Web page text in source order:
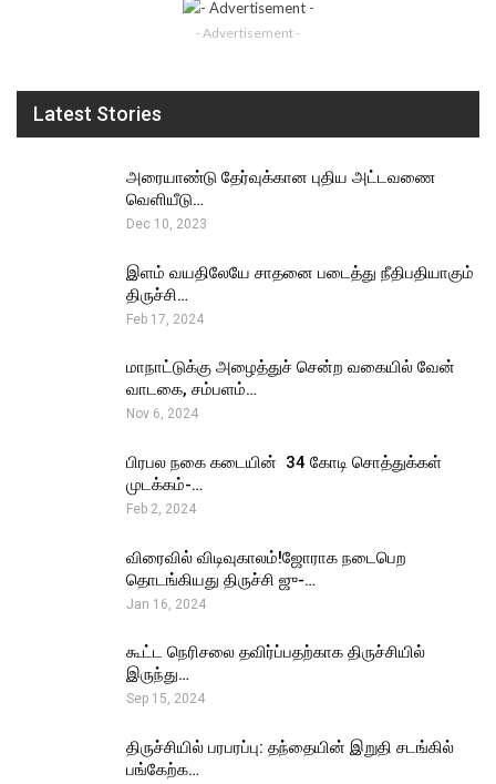
- Advertisement -
Latest Stories
அரையாண்டு தேர்வுக்கான புதிய அட்டவணை
வெளியீடு…
Dec 10, 2023
இளம் வயதிலேயே சாதனை படைத்து நீதிபதியாகும்
திருச்சி…
Feb 17, 2024
மாநாட்டுக்கு அழைத்துச் சென்ற வகையில் வேன்
வாடகை, சம்பளம்…
Nov 6, 2024
பிரபல நகை கடையின் ₹ 34 கோடி சொத்துக்கள்
முடக்கம்-…
Feb 2, 2024
விரைவில் விடிவுகாலம்!ஜோராக நடைபெற
தொடங்கியது திருச்சி ஜு-…
Jan 16, 2024
கூட்ட நெரிசலை தவிர்ப்பதற்காக திருச்சியில்
இருந்து…
Sep 15, 2024
திருச்சியில் பரபரப்பு: தந்தையின் இறுதி சடங்கில்
பங்கேற்க…